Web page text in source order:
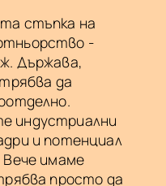
стъпка на
-
Държава,
да
индустриални
и потенциал
имаме
просто да